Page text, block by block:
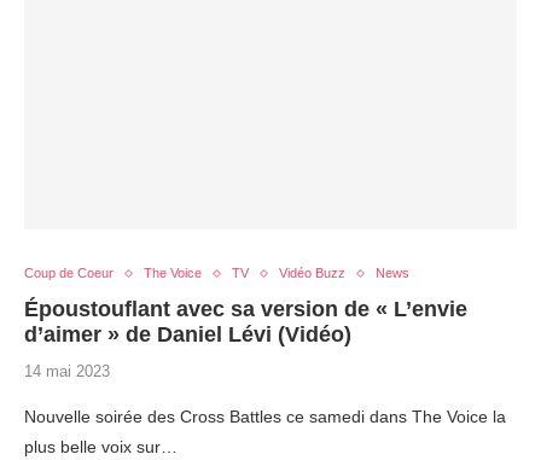
Coup de Coeur The Voice TV Vidéo Buzz News
Époustouflant avec sa version de « L’envie
d’aimer » de Daniel Lévi (Vidéo)
14 mai 2023
Nouvelle soirée des Cross Battles ce samedi dans The Voice la
plus belle voix sur…